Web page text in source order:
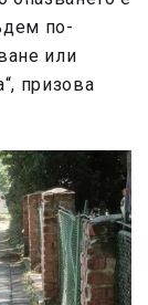
по-
или
призова